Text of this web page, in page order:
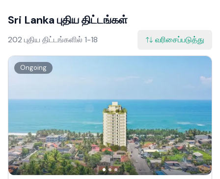
Sri Lanka புதிய திட்டங்கள்
202 புதிய திட்டங்களில் 1-18 வரிசைப்படுத்து
Ongoing